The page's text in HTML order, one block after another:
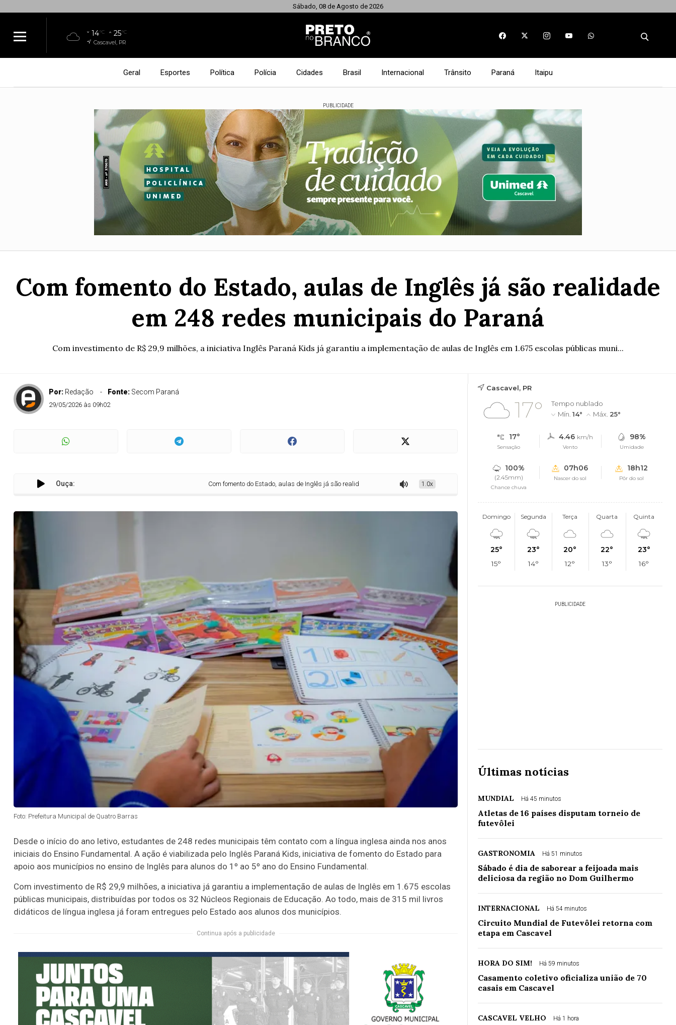
Sábado, 08 de Agosto de 2026
14°C 25°C
Cascavel, PR
Geral Esportes Política Polícia Cidades Brasil Internacional Trânsito Paraná Itaipu
PUBLICIDADE
Com fomento do Estado, aulas de Inglês já são realidade
em 248 redes municipais do Paraná
Com investimento de R$ 29,9 milhões, a iniciativa Inglês Paraná Kids já garantiu a implementação de aulas de Inglês em 1.675 escolas públicas muni...
Por: Redação Fonte: Secom Paraná
29/05/2026 às 09h02
Ouça: Com fomento do Estado, aulas de Inglês já são realidade em 248 redes municipais do Paraná
1.0x
Foto: Prefeitura Municipal de Quatro Barras
Desde o início do ano letivo, estudantes de 248 redes municipais têm contato com a língua inglesa ainda nos anos
iniciais do Ensino Fundamental. A ação é viabilizada pelo Inglês Paraná Kids, iniciativa de fomento do Estado para
apoio aos municípios no ensino de Inglês para alunos do 1º ao 5º ano do Ensino Fundamental.
Com investimento de R$ 29,9 milhões, a iniciativa já garantiu a implementação de aulas de Inglês em 1.675 escolas
públicas municipais, distribuídas por todos os 32 Núcleos Regionais de Educação. Ao todo, mais de 315 mil livros
didáticos de língua inglesa já foram entregues pelo Estado aos alunos dos municípios.
Continua após a publicidade
Cascavel, PR
17°
Tempo nublado
Mín. 14° Máx. 25°
17°
Sensação
4.46 km/h
Vento
98%
Umidade
100%
(2.45mm)
Chance chuva
07h06
Nascer do sol
18h12
Pôr do sol
Domingo
25°
15°
Segunda
23°
14°
Terça
20°
12°
Quarta
22°
13°
Quinta
23°
16°
PUBLICIDADE
Últimas notícias
MUNDIAL Há 45 minutos
Atletas de 16 países disputam torneio de
futevôlei
GASTRONOMIA Há 51 minutos
Sábado é dia de saborear a feijoada mais
deliciosa da região no Dom Guilhermo
INTERNACIONAL Há 54 minutos
Circuito Mundial de Futevôlei retorna com
etapa em Cascavel
HORA DO SIM! Há 59 minutos
Casamento coletivo oficializa união de 70
casais em Cascavel
CASCAVEL VELHO Há 1 hora